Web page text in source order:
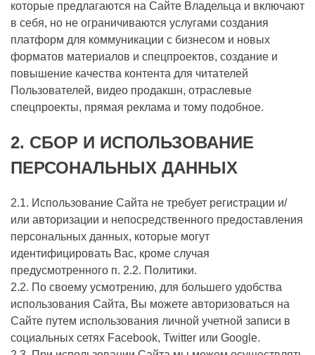
которые предлагаются на Сайте Владельца и включают
в себя, но не ограничиваются услугами создания
платформ для коммуникации с бизнесом и новых
форматов материалов и спецпроектов, создание и
повышение качества контента для читателей
Пользователей, видео продакшн, отраслевые
спецпроекты, прямая реклама и тому подобное.
2. СБОР И ИСПОЛЬЗОВАНИЕ
ПЕРСОНАЛЬНЫХ ДАННЫХ
2.1. Использование Сайта не требует регистрации и/
или авторизации и непосредственного предоставления
персональных данных, которые могут
идентифицировать Вас, кроме случая
предусмотренного п. 2.2. Политики.
2.2. По своему усмотрению, для большего удобства
использования Сайта, Вы можете авторизоваться на
Сайте путем использования личной учетной записи в
социальных сетях Facebook, Twitter или Google.